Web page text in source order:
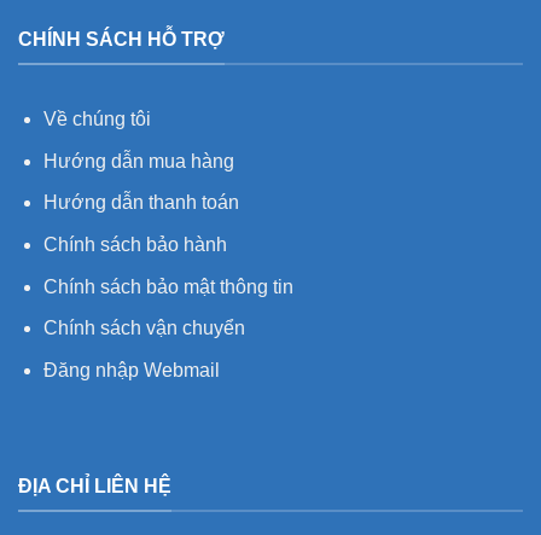
CHÍNH SÁCH HỖ TRỢ
Về chúng tôi
Hướng dẫn mua hàng
Hướng dẫn thanh toán
Chính sách bảo hành
Chính sách bảo mật thông tin
Chính sách vận chuyển
Đăng nhập Webmail
ĐỊA CHỈ LIÊN HỆ